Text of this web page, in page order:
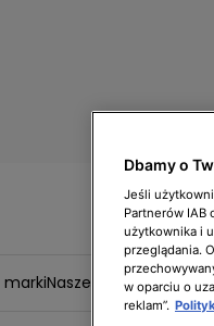
markiNasze wartości
Dbamy o
Jeśli
Partnerów IAB
użytkownika i
przeglądania.
w oparciu o
reklam”.